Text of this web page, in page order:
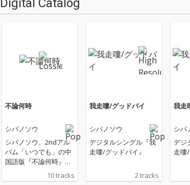
Digital Catalog
不論何時
シバノソウ
シバノソウ、2ndアル
バム「いつでも」の中
国語版『不論何時』を
10 tracks
我走嘍/グッドバイ
シバノソウ
デジタルシングル『我
走嘍/グッドバイ』
2 tracks
我走
シバ
デジ
走嘍/